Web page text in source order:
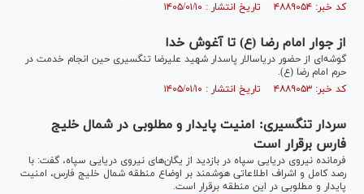
کد خبر: ۴۸۸۹۰۵۴ تاریخ انتشار : ۱۴۰۵/۰۱/۱۰
از جوار امام رضا (ع) تا آغوش خدا
گوشه‌ای از حضور دریاسالار پاسدار شهید علیرضا تنگسیری حین انجام خدمت در
حرم امام رضا (ع).
کد خبر: ۴۸۸۹۰۵۳ تاریخ انتشار : ۱۴۰۵/۰۱/۱۰
سردار تنگسیری: امنیت پایدار و مطلوبی در شمال خلیج
فارس برقرار است
فرمانده نیروی دریایی سپاه در بازدید از یگان‌های نیروی دریایی سپاه، گفت: با
رصد کامل و اشراف اطلاعاتی هوشمند بر اوضاع منطقه شمال خلیج فارس، امنیت
پایدار و مطلوبی در این منطقه برقرار است.